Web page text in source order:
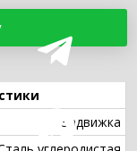
Задвижка